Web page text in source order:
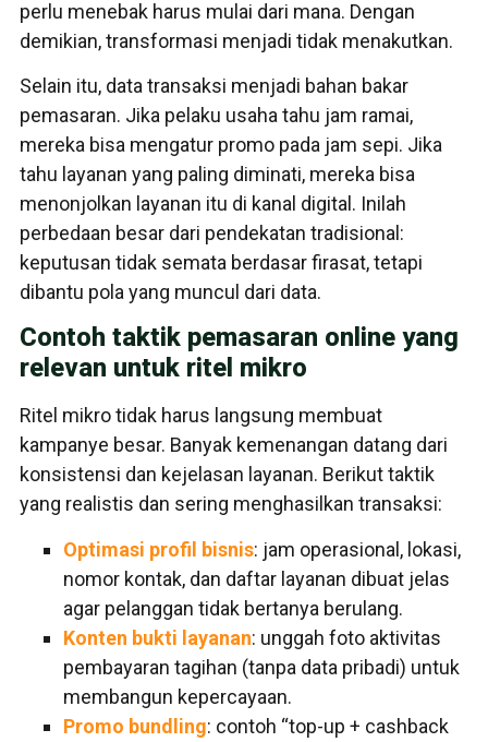
perlu menebak harus mulai dari mana. Dengan
demikian, transformasi menjadi tidak menakutkan.
Selain itu, data transaksi menjadi bahan bakar
pemasaran. Jika pelaku usaha tahu jam ramai,
mereka bisa mengatur promo pada jam sepi. Jika
tahu layanan yang paling diminati, mereka bisa
menonjolkan layanan itu di kanal digital. Inilah
perbedaan besar dari pendekatan tradisional:
keputusan tidak semata berdasar firasat, tetapi
dibantu pola yang muncul dari data.
Contoh taktik pemasaran online yang
relevan untuk ritel mikro
Ritel mikro tidak harus langsung membuat
kampanye besar. Banyak kemenangan datang dari
konsistensi dan kejelasan layanan. Berikut taktik
yang realistis dan sering menghasilkan transaksi:
Optimasi profil bisnis: jam operasional, lokasi,
nomor kontak, dan daftar layanan dibuat jelas
agar pelanggan tidak bertanya berulang.
Konten bukti layanan: unggah foto aktivitas
pembayaran tagihan (tanpa data pribadi) untuk
membangun kepercayaan.
Promo bundling: contoh “top-up + cashback